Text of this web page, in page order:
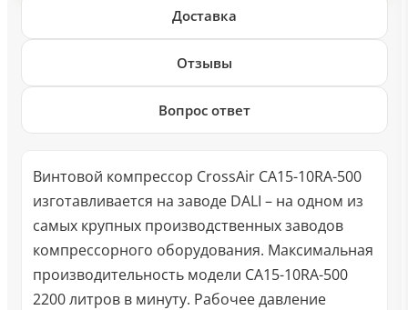
Доставка
Отзывы
Вопрос ответ
Винтовой компрессор CrossAir CA15-10RA-500
изготавливается на заводе DALI – на одном из
самых крупных производственных заводов
компрессорного оборудования. Максимальная
производительность модели CA15-10RA-500
2200 литров в минуту. Рабочее давление